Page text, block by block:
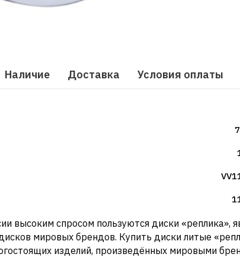
Наличие Доставка Условия оплаты
высоким спросом пользуются диски «реплика»,
мировых брендов. Купить диски литые
изделий, произведённых мировыми